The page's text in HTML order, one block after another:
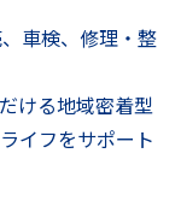
車検、修理・整
ける地域密着型
イフをサポート